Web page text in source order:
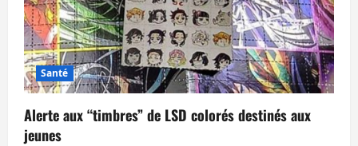
Santé
Alerte aux “timbres” de LSD colorés destinés aux
jeunes